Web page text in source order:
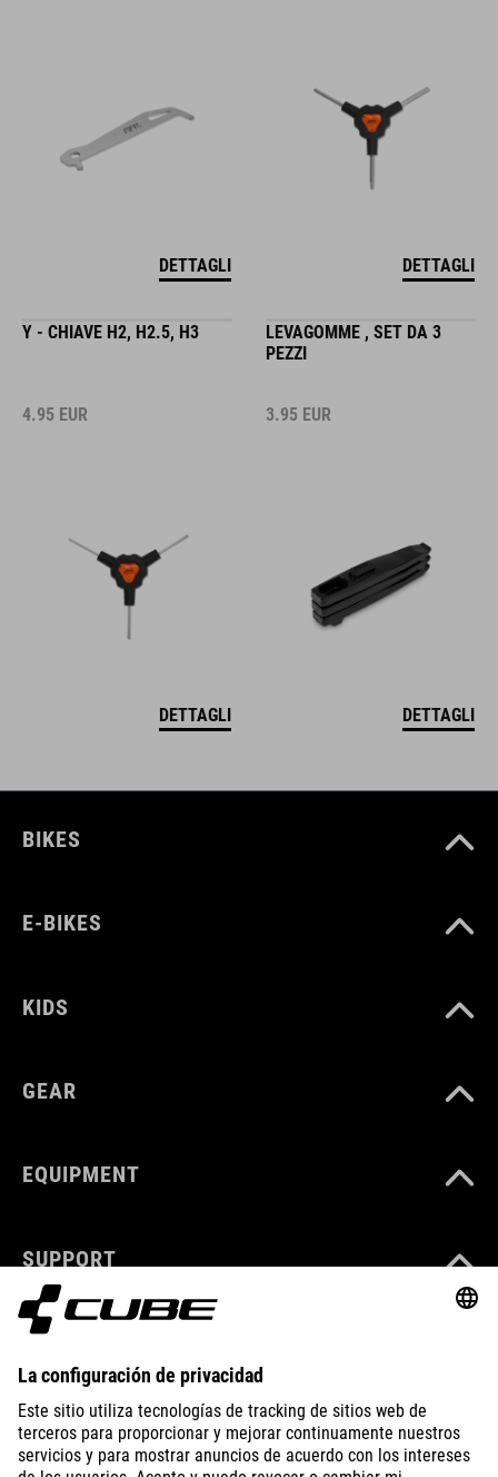
DETTAGLI DETTAGLI
Y - CHIAVE H2, H2.5, H3
4.95 EUR
DETTAGLI
LEVAGOMME , SET DA 3
PEZZI
3.95 EUR
DETTAGLI
BIKES
E-BIKES
KIDS
GEAR
EQUIPMENT
SUPPORT
ABOUT US
EXPLORE